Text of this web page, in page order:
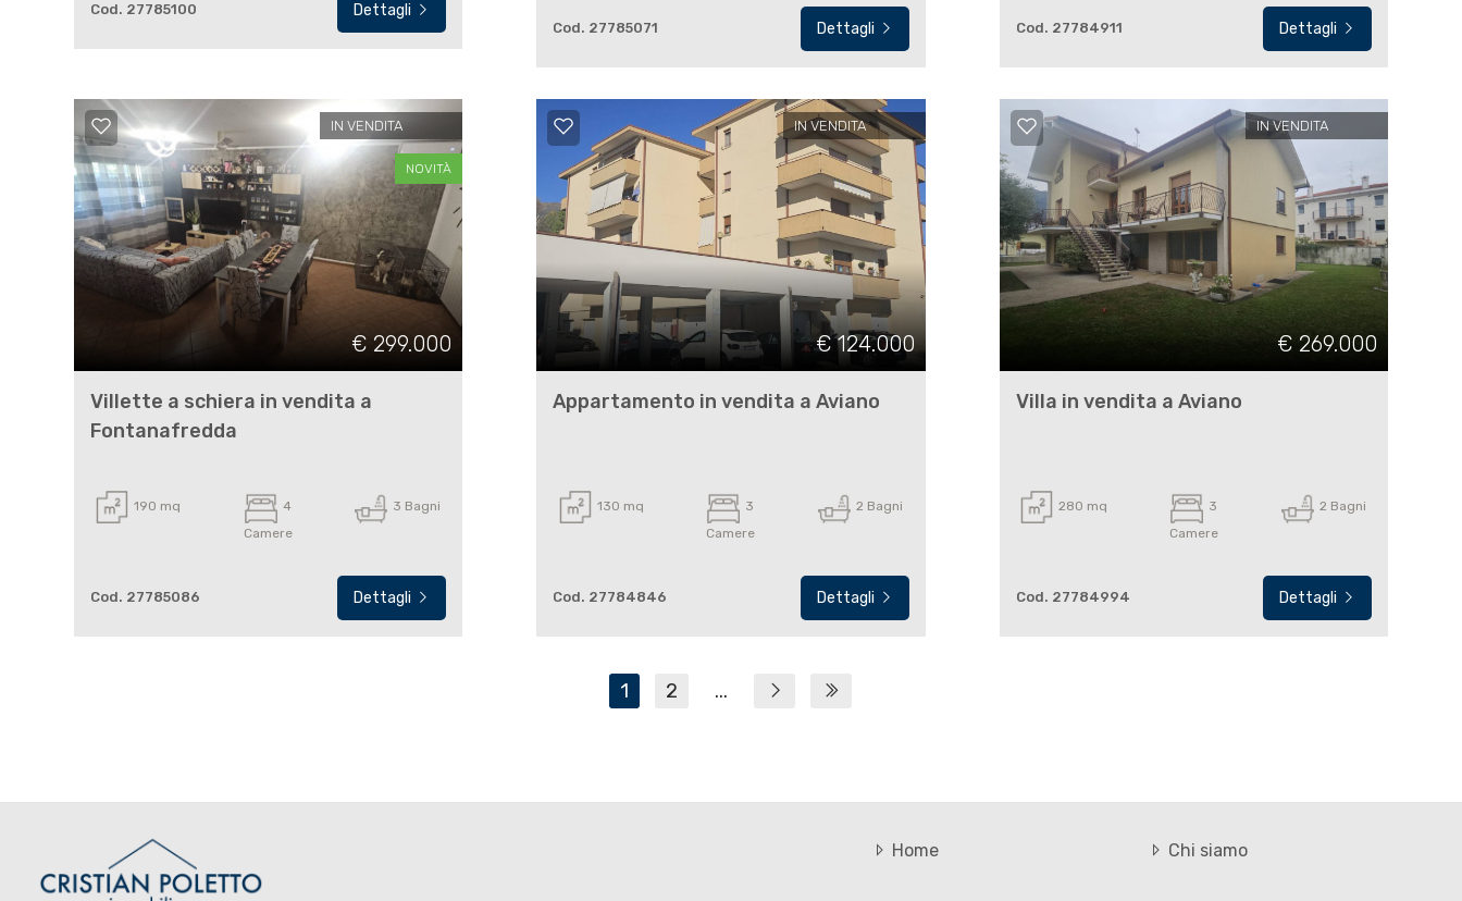
Cod. 27785100 Dettagli
Cod. 27785071 Dettagli Cod. 27784911 Dettagli
IN VENDITA
NOVITÀ
€ 299.000
Villette a schiera in vendita a
Fontanafredda
190 mq
4
Camere
3 Bagni
Cod. 27785086 Dettagli
IN VENDITA
€ 124.000
Appartamento in vendita a Aviano
130 mq
3
Camere
2 Bagni
Cod. 27784846 Dettagli
IN VENDITA
€ 269.000
Villa in vendita a Aviano
280 mq
3
Camere
2 Bagni
Cod. 27784994 Dettagli
1 2 ...
Home Chi siamo
Bagni
minimi
Qualsiasi
2